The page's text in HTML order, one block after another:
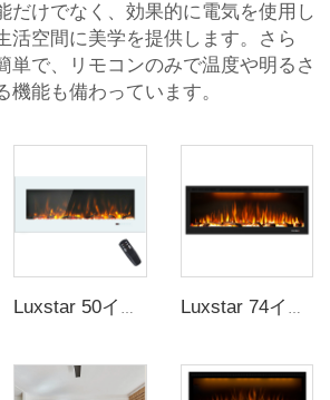
だけでなく、効果的に電気を使用し
活空間に美学を提供します。さら
単で、リモコンのみで温度や明るさ
機能も備わっています。
Luxstar 50インチ ホワイトワイドスクリーン家庭用LED技術電気ヒーター Luxstar 74インチ 高品質 3D煙効果暖炉